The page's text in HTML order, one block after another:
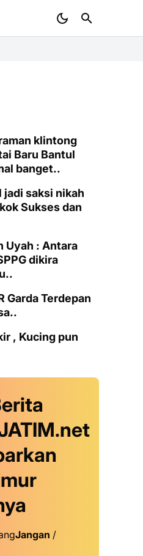
klintong
Baru Bantul
banget..
jadi saksi nikah
Sukses dan
Uyah : Antara
dikira
Garda Terdepan
pun
Jangan /